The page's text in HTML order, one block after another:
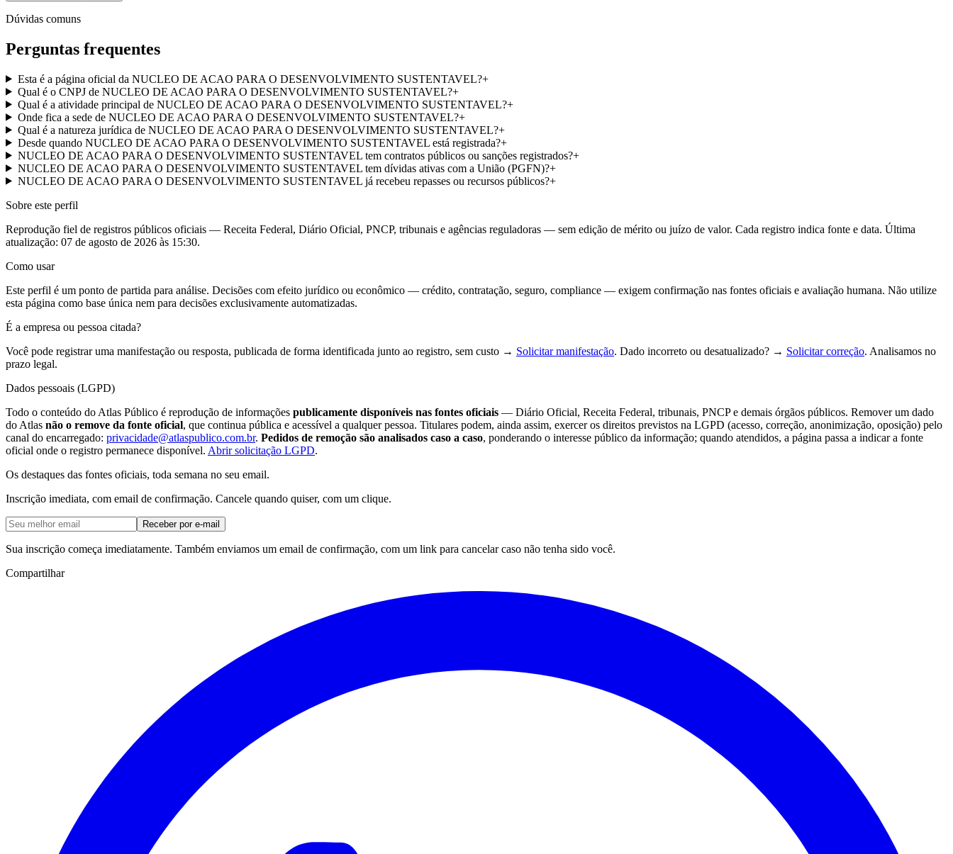
Dúvidas comuns
Perguntas frequentes
Esta é a página oficial da NUCLEO DE ACAO PARA O DESENVOLVIMENTO SUSTENTAVEL?+
Qual é o CNPJ de NUCLEO DE ACAO PARA O DESENVOLVIMENTO SUSTENTAVEL?+
Qual é a atividade principal de NUCLEO DE ACAO PARA O DESENVOLVIMENTO SUSTENTAVEL?+
Onde fica a sede de NUCLEO DE ACAO PARA O DESENVOLVIMENTO SUSTENTAVEL?+
Qual é a natureza jurídica de NUCLEO DE ACAO PARA O DESENVOLVIMENTO SUSTENTAVEL?+
Desde quando NUCLEO DE ACAO PARA O DESENVOLVIMENTO SUSTENTAVEL está registrada?+
NUCLEO DE ACAO PARA O DESENVOLVIMENTO SUSTENTAVEL tem contratos públicos ou sanções registrados?+
NUCLEO DE ACAO PARA O DESENVOLVIMENTO SUSTENTAVEL tem dívidas ativas com a União (PGFN)?+
NUCLEO DE ACAO PARA O DESENVOLVIMENTO SUSTENTAVEL já recebeu repasses ou recursos públicos?+
Sobre este perfil
Reprodução fiel de registros públicos oficiais — Receita Federal, Diário Oficial, PNCP, tribunais e agências reguladoras — sem edição de mérito ou juízo de valor. Cada registro indica fonte e data. Última
atualização: 07 de agosto de 2026 às 15:30.
Como usar
Este perfil é um ponto de partida para análise. Decisões com efeito jurídico ou econômico — crédito, contratação, seguro, compliance — exigem confirmação nas fontes oficiais e avaliação humana. Não utilize
esta página como base única nem para decisões exclusivamente automatizadas.
É a empresa ou pessoa citada?
Você pode registrar uma manifestação ou resposta, publicada de forma identificada junto ao registro, sem custo → Solicitar manifestação. Dado incorreto ou desatualizado? → Solicitar correção. Analisamos no
prazo legal.
Dados pessoais (LGPD)
Todo o conteúdo do Atlas Público é reprodução de informações publicamente disponíveis nas fontes oficiais — Diário Oficial, Receita Federal, tribunais, PNCP e demais órgãos públicos. Remover um dado
do Atlas não o remove da fonte oficial, que continua pública e acessível a qualquer pessoa. Titulares podem, ainda assim, exercer os direitos previstos na LGPD (acesso, correção, anonimização, oposição) pelo
canal do encarregado: privacidade@atlaspublico.com.br. Pedidos de remoção são analisados caso a caso, ponderando o interesse público da informação; quando atendidos, a página passa a indicar a fonte
oficial onde o registro permanece disponível. Abrir solicitação LGPD.
Os destaques das fontes oficiais, toda semana no seu email.
Inscrição imediata, com email de confirmação. Cancele quando quiser, com um clique.
Receber por e-mail
Sua inscrição começa imediatamente. Também enviamos um email de confirmação, com um link para cancelar caso não tenha sido você.
Compartilhar